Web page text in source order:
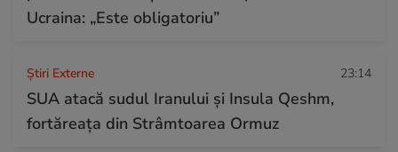
Ucraina: „Este obligatoriu”
Știri Externe 23:14
SUA atacă sudul Iranului și Insula Qeshm,
fortăreața din Strâmtoarea Ormuz